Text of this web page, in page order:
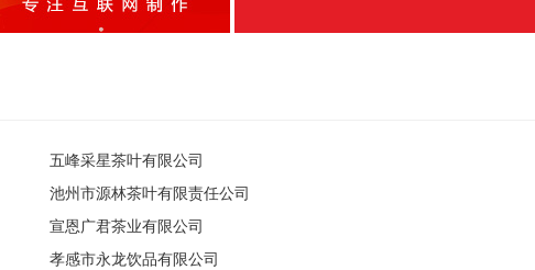
五峰采星茶叶有限公司
池州市源林茶叶有限责任公司
宣恩广君茶业有限公司
孝感市永龙饮品有限公司